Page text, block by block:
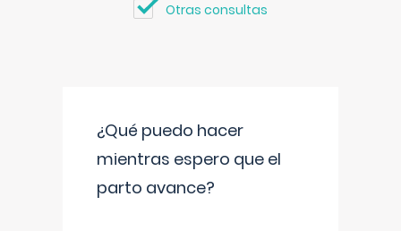
Otras consultas
¿Qué puedo hacer
mientras espero que el
parto avance?